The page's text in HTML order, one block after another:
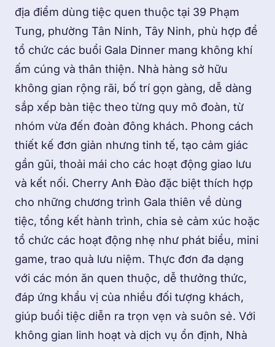
địa điểm dùng tiệc quen thuộc tại 39 Phạm
Tung, phường Tân Ninh, Tây Ninh, phù hợp để
tổ chức các buổi Gala Dinner mang không khí
ấm cúng và thân thiện. Nhà hàng sở hữu
không gian rộng rãi, bố trí gọn gàng, dễ dàng
sắp xếp bàn tiệc theo từng quy mô đoàn, từ
nhóm vừa đến đoàn đông khách. Phong cách
thiết kế đơn giản nhưng tinh tế, tạo cảm giác
gần gũi, thoải mái cho các hoạt động giao lưu
và kết nối. Cherry Anh Đào đặc biệt thích hợp
cho những chương trình Gala thiên về dùng
tiệc, tổng kết hành trình, chia sẻ cảm xúc hoặc
tổ chức các hoạt động nhẹ như phát biểu, mini
game, trao quà lưu niệm. Thực đơn đa dạng
với các món ăn quen thuộc, dễ thưởng thức,
đáp ứng khẩu vị của nhiều đối tượng khách,
giúp buổi tiệc diễn ra trọn vẹn và suôn sẻ. Với
không gian linh hoạt và dịch vụ ổn định, Nhà